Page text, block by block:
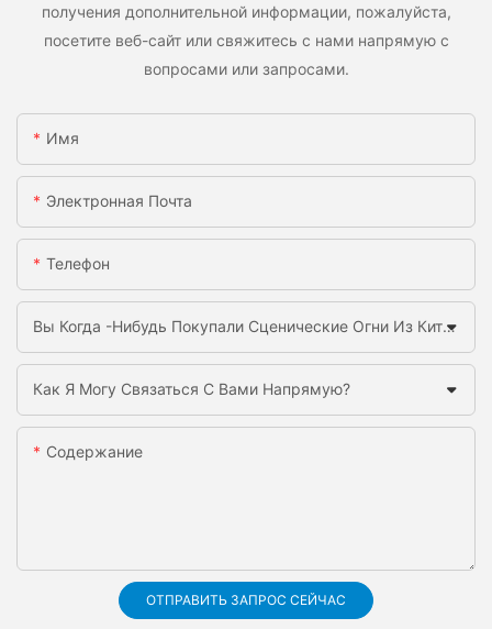
получения дополнительной информации, пожалуйста,
посетите веб-сайт или свяжитесь с нами напрямую с
вопросами или запросами.
Имя
Электронная Почта
Телефон
Вы Когда -нибудь Покупали Сценические Огни Из Китая Раньше?
Как Я Могу Связаться С Вами Напрямую?
Содержание
ОТПРАВИТЬ ЗАПРОС СЕЙЧАС